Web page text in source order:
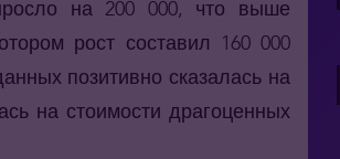
на 200 000, что выше
рост составил 160 000
позитивно сказалась на
на стоимости драгоценных